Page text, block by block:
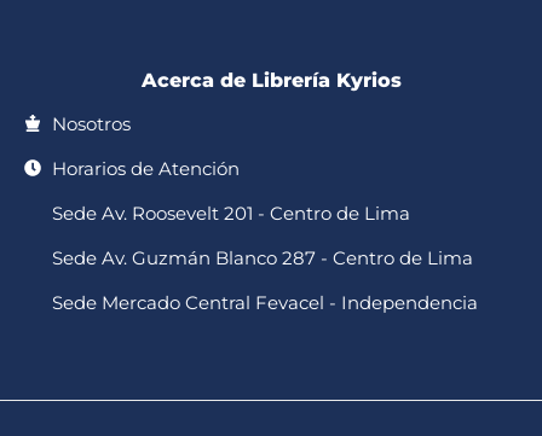
Acerca de Librería Kyrios
Nosotros
Horarios de Atención
Sede Av. Roosevelt 201 - Centro de Lima
Sede Av. Guzmán Blanco 287 - Centro de Lima
Sede Mercado Central Fevacel - Independencia